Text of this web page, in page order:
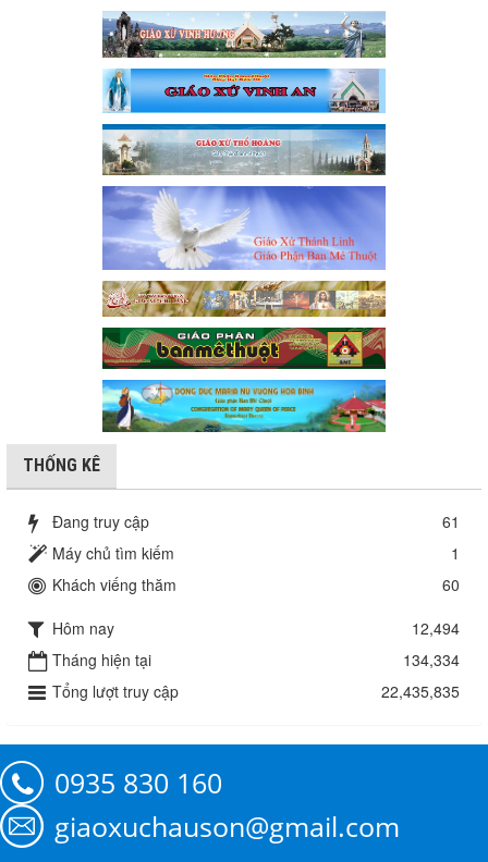
THỐNG KÊ
Đang truy cập
61
Máy chủ tìm kiếm
1
Khách viếng thăm
60
Hôm nay
12,494
Tháng hiện tại
134,334
Tổng lượt truy cập
22,435,835
0935 830 160
giaoxuchauson@gmail.com